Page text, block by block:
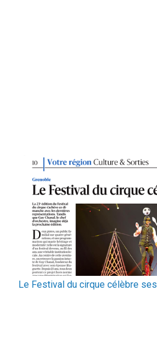
Photo
principale
Titre
Le Festival du cirque célèbre